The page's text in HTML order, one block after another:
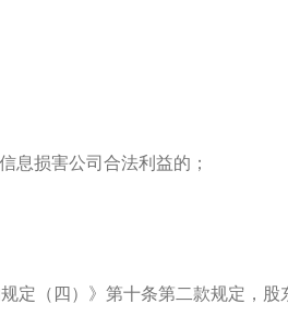
息损害公司合法利益的；
（四）》第十条第二款规定，